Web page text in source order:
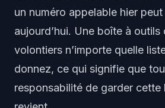
un numéro appelable hier peut
aujourd’hui. Une boîte à outils
volontiers n’importe quelle
donnez, ce qui signifie que
responsabilité de garder